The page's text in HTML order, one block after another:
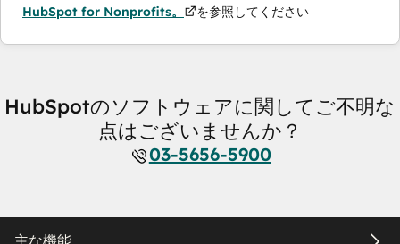
HubSpot for Nonprofits。
を参照してください
HubSpotのソフトウェアに関してご不明な
点はございませんか？
03-5656-5900